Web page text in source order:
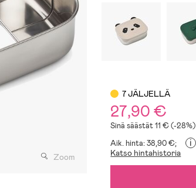
Zoom
7 JÄLJELLÄ
27,90 €
Sinä säästät 11 € (-28%)
Aik. hinta: 38,90 €;
i
Katso hintahistoria